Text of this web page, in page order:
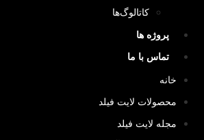
کاتالوگ‌ها
پروژه ها
تماس با ما
خانه
محصولات لایت فیلد
مجله لایت فیلد